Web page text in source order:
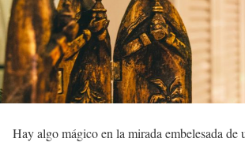
Hay algo mágico en la mirada embelesada de